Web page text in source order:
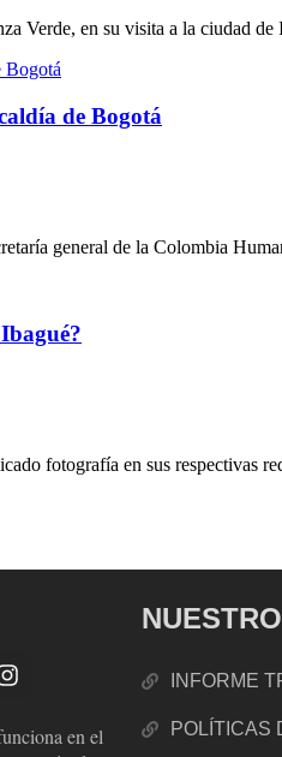
Verde, en su visita a la ciudad de
de Bogotá
general de la Colombia
fotografía en sus respectivas
en el
INFORME
POLÍTICAS